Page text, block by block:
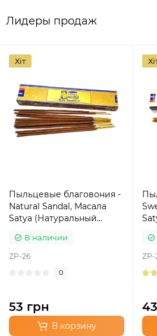
Лидеры продаж
Хіт
Пыльцевые благовония -
Natural Sandal, Масала
Satya (Натуральный
В наличии
ZP-26
0
53 грн
В корзину
ZP-